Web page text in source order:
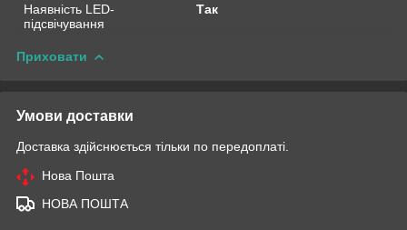
Наявність LED-
підсвічування
Так
Приховати
Умови доставки
Доставка здійснюється тільки по передоплаті.
Нова Пошта
НОВА ПОШТА